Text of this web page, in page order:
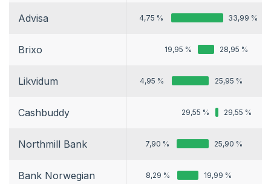
Advisa 4,75 % 33,99 %
Brixo 19,95 % 28,95 %
Likvidum 4,95 % 25,95 %
Cashbuddy 29,55 % 29,55 %
Northmill Bank 7,90 % 25,90 %
Bank Norwegian 8,29 % 19,99 %